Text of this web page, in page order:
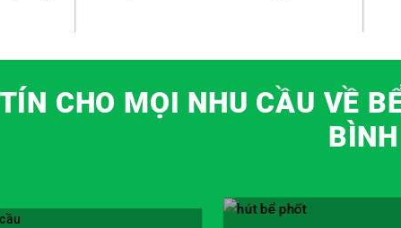
CHO MỌI NHU CẦU VỀ
BÌNH